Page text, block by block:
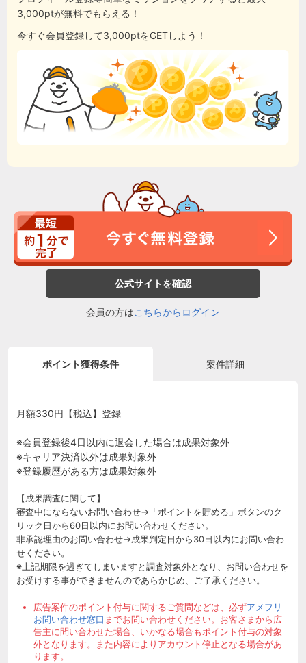
3,000ptが無料でもらえる！
今すぐ会員登録して3,000ptをGETしよう！
公式サイトを確認
会員の方はこちらからログイン
ポイント獲得条件 案件詳細
月額330円【税込】登録
※会員登録後4日以内に退会した場合は成果対象外
※キャリア決済以外は成果対象外
※登録履歴がある方は成果対象外
【成果調査に関して】
審査中にならないお問い合わせ→「ポイントを貯める」ボタンのク
リック日から60日以内にお問い合わせください。
非承認理由のお問い合わせ→成果判定日から30日以内にお問い合わ
せください。
※上記期限を過ぎてしまいますと調査対象外となり、お問い合わせを
お受けする事ができませんのであらかじめ、ご了承ください。
広告案件のポイント付与に関するご質問などは、必ずアメフリ
お問い合わせ窓口 までお問い合わせください。お客さまから広
告主に問い合わせた場合、いかなる場合もポイント付与の対象
外となります。また内容によりアカウント停止となる場合があ
ります。